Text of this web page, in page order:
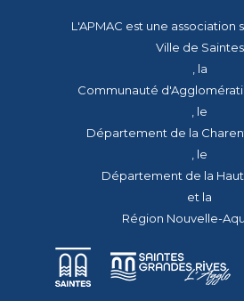
L'APMAC est une association
Ville de Saintes
, la
Communauté
, le
Département de la
, le
Département de la
et la
Région Nouvelle-